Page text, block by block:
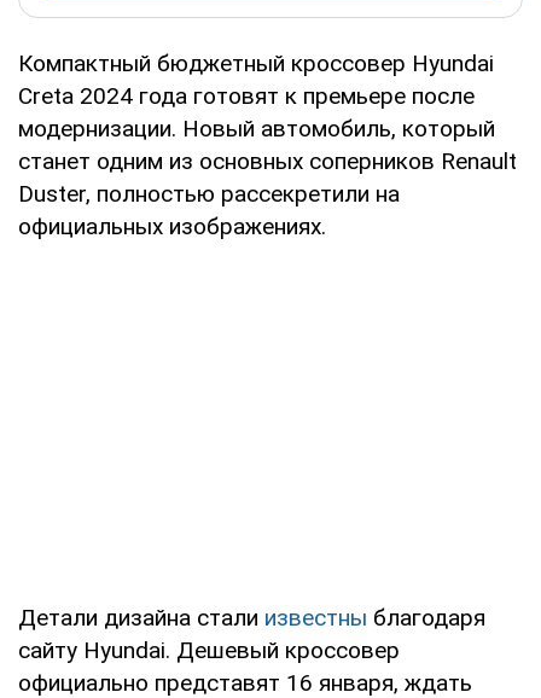
Компактный бюджетный кроссовер Hyundai
Creta 2024 года готовят к премьере после
модернизации. Новый автомобиль, который
станет одним из основных соперников Renault
Duster, полностью рассекретили на
официальных изображениях.
Детали дизайна стали известны благодаря
сайту Hyundai. Дешевый кроссовер
официально представят 16 января, ждать